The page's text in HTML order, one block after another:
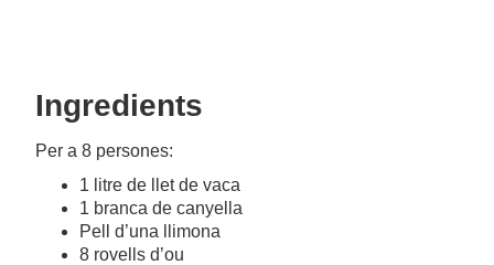
Ingredients
Per a 8 persones:
1 litre de llet de vaca
1 branca de canyella
Pell d’una llimona
8 rovells d’ou